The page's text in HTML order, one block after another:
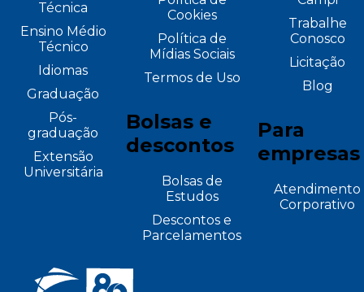
Técnica
Ensino Médio
Técnico
Idiomas
Graduação
Pós-
graduação
Extensão
Universitária
Cookies
Política de
Mídias Sociais
Termos de Uso
Bolsas e
descontos
Bolsas de
Estudos
Descontos e
Parcelamentos
Trabalhe
Conosco
Licitação
Blog
Para
empresas
Atendimento
Corporativo